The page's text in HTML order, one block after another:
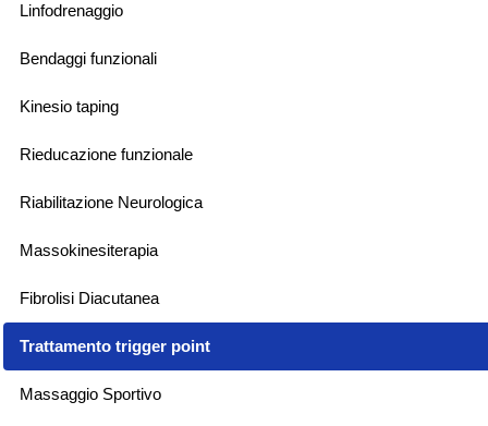
Linfodrenaggio
Bendaggi funzionali
Kinesio taping
Rieducazione funzionale
Riabilitazione Neurologica
Massokinesiterapia
Fibrolisi Diacutanea
Trattamento trigger point
Massaggio Sportivo